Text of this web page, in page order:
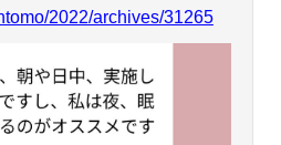
2022/archives/31265